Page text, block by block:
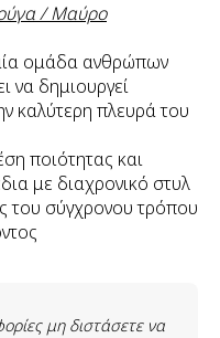
/ Μαύρο
ομάδα ανθρώπων
να δημιουργεί
καλύτερη πλευρά του
ποιότητας και
με διαχρονικό στυλ
του σύγχρονου τρόπου
μη διστάσετε να